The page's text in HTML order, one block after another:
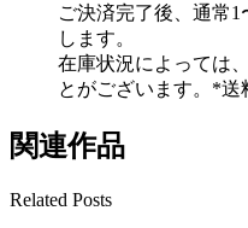
ご決済完了後、通常
します。
在庫状況によっては
とがございます。*送
関連作品
Related Posts